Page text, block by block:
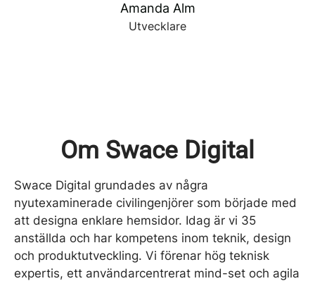
Amanda Alm
Utvecklare
Om Swace Digital
Swace Digital grundades av några
nyutexaminerade civilingenjörer som började med
att designa enklare hemsidor. Idag är vi 35
anställda och har kompetens inom teknik, design
och produktutveckling. Vi förenar hög teknisk
expertis, ett användarcentrerat mind-set och agila